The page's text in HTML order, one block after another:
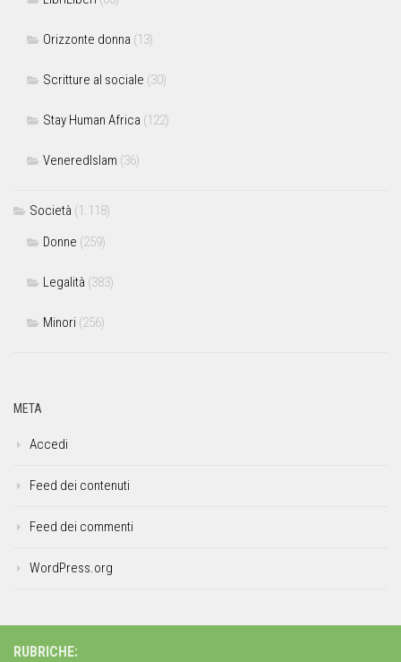
Orizzonte donna (13)
Scritture al sociale (30)
Stay Human Africa (122)
VeneredIslam (36)
Società (1.118)
Donne (259)
Legalità (383)
Minori (256)
META
Accedi
Feed dei contenuti
Feed dei commenti
WordPress.org
RUBRICHE: